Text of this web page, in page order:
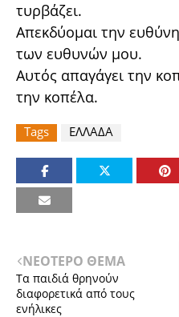
τυρβάζει.
Απεκδύομαι την
των ευθυνών μου.
Αυτός απαγάγει την
την κοπέλα.
Tags ΕΛΛΑΔΑ
ΝΕΟΤΕΡΟ ΘΕΜΑ
Τα παιδιά θρηνούν
διαφορετικά από τους
ενήλικες